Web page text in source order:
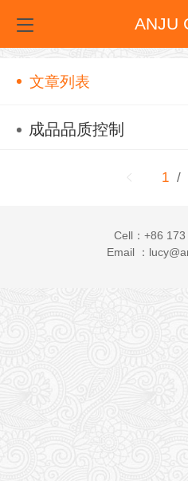
ANJU
文章列表
成品品质控制
1 /
Cell：+86
Email ：